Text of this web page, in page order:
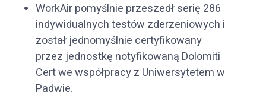
WorkAir pomyślnie przeszedł serię 286
indywidualnych testów zderzeniowych i
został jednomyślnie certyfikowany
przez jednostkę notyfikowaną Dolomiti
Cert we współpracy z Uniwersytetem w
Padwie.